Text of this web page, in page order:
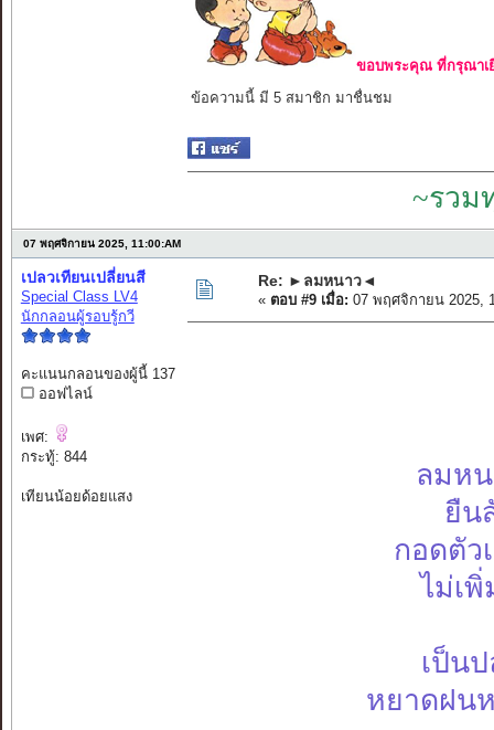
ขอบพระคุณ ที่กรุณาเ
ข้อความนี้ มี 5 สมาชิก มาชื่นชม
~รวม
07 พฤศจิกายน 2025, 11:00:AM
เปลวเทียนเปลี่ยนสี
Special Class LV4
นักกลอนผู้รอบรู้กวี
คะแนนกลอนของผู้นี้ 137
ออฟไลน์
เพศ:
กระทู้: 844
เทียนน้อยด้อยแสง
Re: ►ลมหนาว◄
« ตอบ #9 เมื่อ: 07 พฤศจิกายน 2025,
ลมห
ยืน
กอดตัว
ไม่เ
เป็น
หยาดฝน